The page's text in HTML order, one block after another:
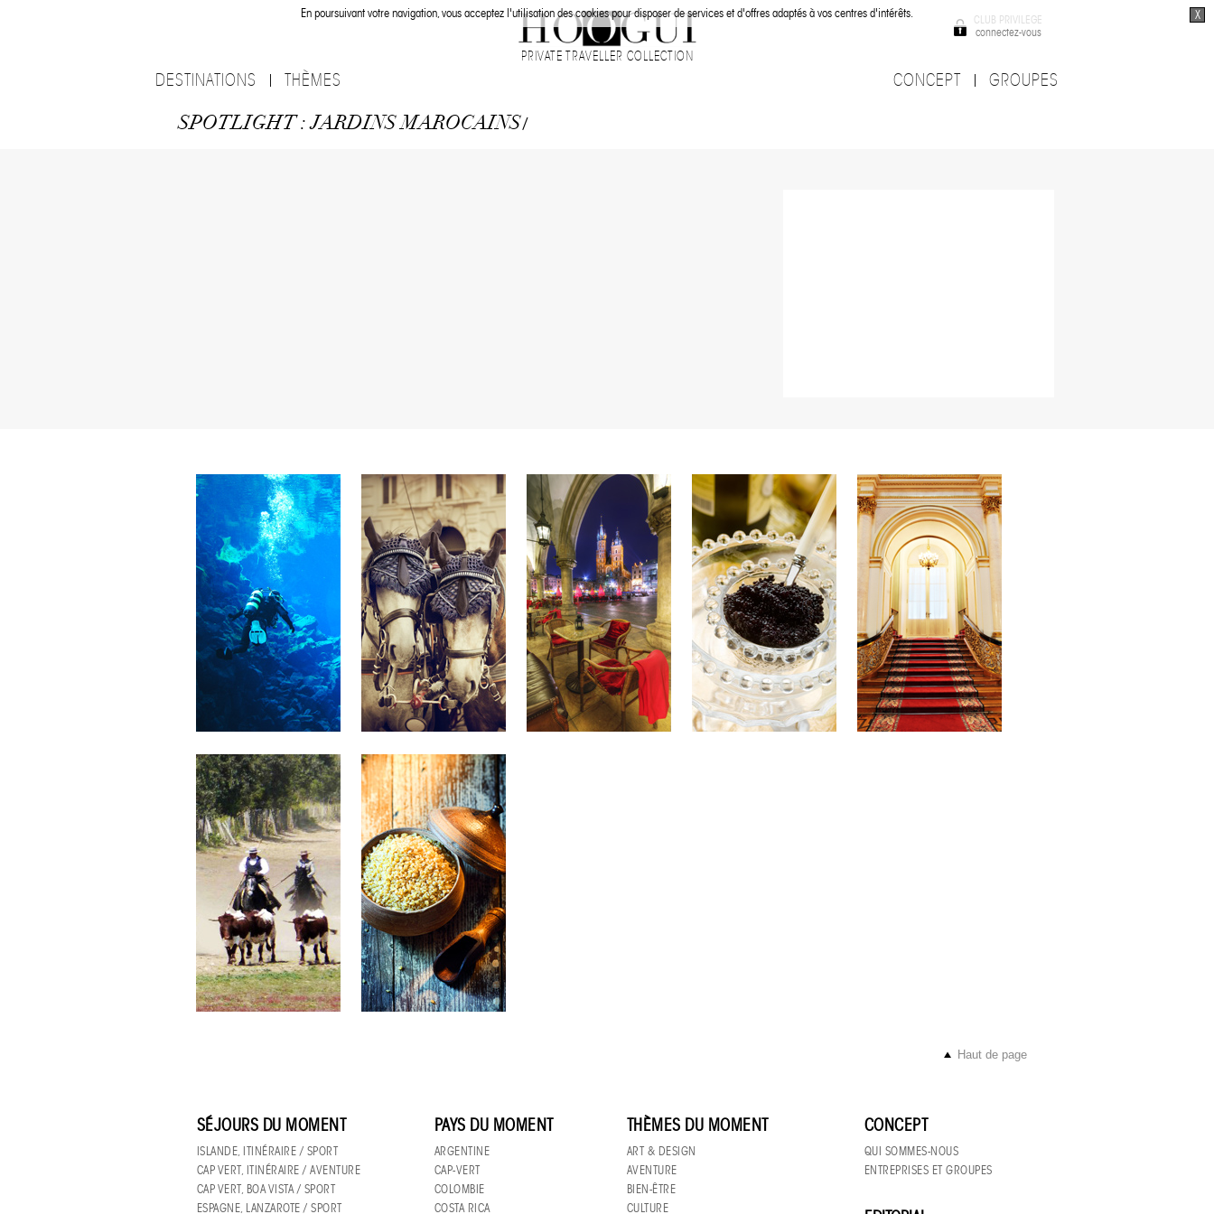
En poursuivant votre navigation, vous acceptez l'utilisation des cookies pour disposer de services et d'offres adaptés à vos centres d'intérêts. X
PRIVATE TRAVELLER COLLECTION
CLUB PRIVILEGE
connectez-vous
DESTINATIONS THÈMES CONCEPT GROUPES
SPOTLIGHT : JARDINS MAROCAINS/
Haut de page
SÉJOURS DU MOMENT
ISLANDE, ITINÉRAIRE / SPORT
CAP VERT, ITINÉRAIRE / AVENTURE
CAP VERT, BOA VISTA / SPORT
ESPAGNE, LANZAROTE / SPORT
PAYS DU MOMENT
ARGENTINE
CAP-VERT
COLOMBIE
COSTA RICA
THÈMES DU MOMENT
ART & DESIGN
AVENTURE
BIEN-ÊTRE
CULTURE
CONCEPT
QUI SOMMES-NOUS
ENTREPRISES ET GROUPES